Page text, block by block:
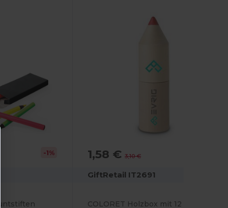
-1% 1,58 €3,10 €
GiftRetail IT2691
COLORET Holzbox mit 12 Stiften